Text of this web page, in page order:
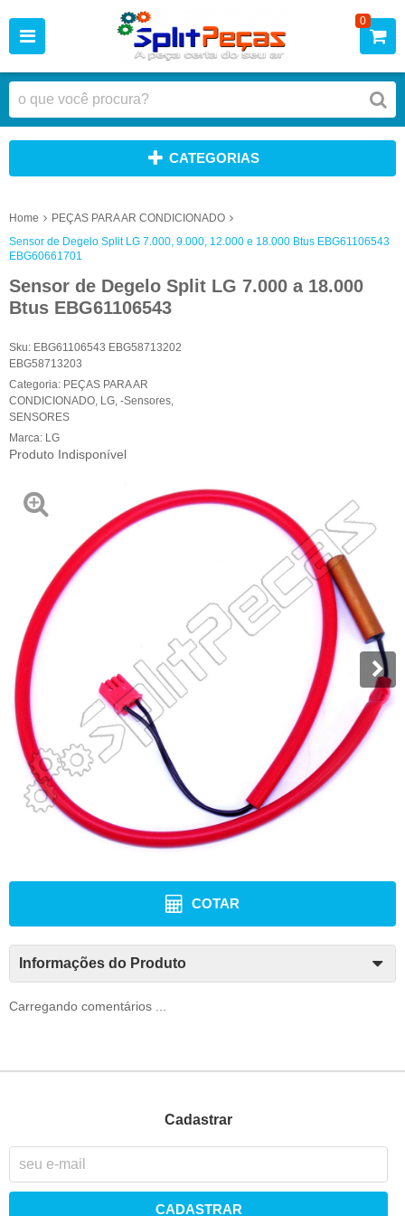
0
CATEGORIAS
Home
PEÇAS PARA AR CONDICIONADO
Sensor de Degelo Split LG 7.000, 9.000, 12.000 e 18.000 Btus EBG61106543
EBG60661701
Sensor de Degelo Split LG 7.000 a 18.000
Btus EBG61106543
Sku: EBG61106543 EBG58713202
EBG58713203
Categoria: PEÇAS PARA AR
CONDICIONADO LG -Sensores
SENSORES
Marca: LG
Produto Indisponível
COTAR
Informações do Produto
Carregando comentários ...
Cadastrar
CADASTRAR